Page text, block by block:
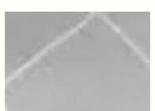
ledet kreative workshops, design til film og
tv, samt organiseret kunstbegivenheder.
Jeg har skabt kunst fra en meget ung alder
og har altid haft en stærk trang til at
udforske forskellige medier. Gennem
årene har jeg arbejdet med maleri, skulptur,
fotografi, performance, sang og musik, k